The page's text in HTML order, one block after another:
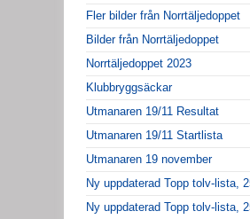
Fler bilder från Norrtäljedoppet
Bilder från Norrtäljedoppet
Norrtäljedoppet 2023
Klubbryggsäckar
Utmanaren 19/11 Resultat
Utmanaren 19/11 Startlista
Utmanaren 19 november
Ny uppdaterad Topp tolv-lista,
Ny uppdaterad Topp tolv-lista,